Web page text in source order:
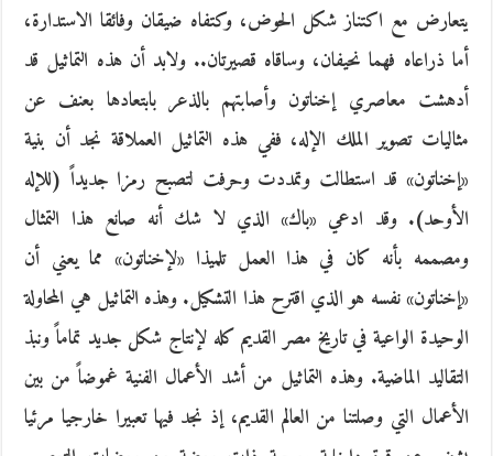
يتعارض مع اكتناز شكل الحوض، وكتفاه ضيقان وفائقا الاستدارة،
أما ذراعاه فهما نحيفان، وساقاه قصيرتان.. ولابد أن هذه التماثيل قد
أدهشت معاصري إخناتون وأصابتهم بالذعر بابتعادها بعنف عن
مثاليات تصوير الملك الإله، ففي هذه التماثيل العملاقة نجد أن بنية
«إخناتون» قد استطالت وتمددت وحرفت لتصبح رمزا جديداً (للإله
الأوحد). وقد ادعي «باك» الذي لا شك أنه صانع هذا التمثال
ومصممه بأنه كان في هذا العمل تلميذا «لإخناتون» مما يعني أن
«إخناتون» نفسه هو الذي اقترح هذا التشكيل. وهذه التماثيل هي المحاولة
الوحيدة الواعية في تاريخ مصر القديم كله لإنتاج شكل جديد تماماً ونبذ
التقاليد الماضية. وهذه التماثيل من أشد الأعمال الفنية غموضاً من بين
الأعمال التي وصلتنا من العالم القديم، إذ نجد فيها تعبيرا خارجيا مرئيا